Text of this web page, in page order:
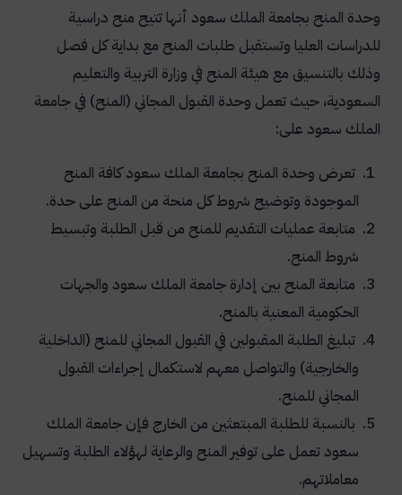
وحدة المنح بجامعة الملك سعود أنها تتيح منح دراسية
للدراسات العليا وتستقبل طلبات المنح مع بداية كل فصل
وذلك بالتنسيق مع هيئة المنح في وزارة التربية والتعليم
السعودية، حيث تعمل وحدة القبول المجاني (المنح) في جامعة
الملك سعود على:
تعرض وحدة المنح بجامعة الملك سعود كافة المنح
الموجودة وتوضيح شروط كل منحة من المنح على حدة.
متابعة عمليات التقديم للمنح من قبل الطلبة وتبسيط
شروط المنح.
متابعة المنح بين إدارة جامعة الملك سعود والجهات
الحكومية المعنية بالمنح.
تبليغ الطلبة المقبولين في القبول المجاني للمنح (الداخلية
والخارجية) والتواصل معهم لاستكمال إجراءات القبول
المجاني للمنح.
بالنسبة للطلبة المبتعثين من الخارج فإن جامعة الملك
سعود تعمل على توفير المنح والرعاية لهؤلاء الطلبة وتسهيل
معاملاتهم.